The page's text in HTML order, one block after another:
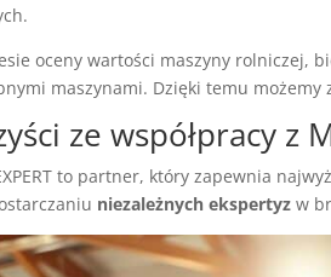
oceny wartości maszyny rolniczej,
maszynami. Dzięki temu
ze współpracy z
to partner, który zapewnia
niezależnych ekspertyz w